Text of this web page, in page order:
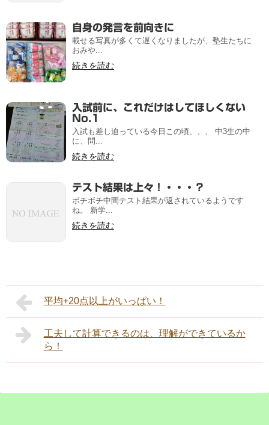
自身の発言を前向きに
載せる写真が多くて遅くなりましたが、塾生たちに
おみや...
続きを読む
入試前に、これだけはしてほしくない
No.1
入試も差し迫っている今日この頃、、、 中3生の中
に、問...
続きを読む
テスト結果は上々！・・・？
ボチボチ中間テスト結果が返されているようです
ね。 新学...
続きを読む
平均+20点以上がいっぱい！
工夫して計算できるのは、理解ができているか
ら！